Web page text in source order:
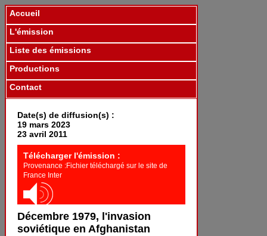
Accueil
L'émission
Liste des émissions
Productions
Contact
Date(s) de diffusion(s) :
19 mars 2023
23 avril 2011
Télécharger l'émission :
Provenance :Fichier téléchargé sur le site de
France Inter
Décembre 1979, l'invasion
soviétique en Afghanistan